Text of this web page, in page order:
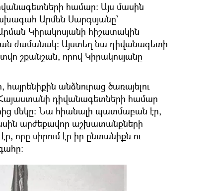
համար։ Այս մասին
Արմեն Սարգսյանը՝
Կիրակոսյանի հիշատակին
ժամանակ։ Այստեղ նա դիվանագետի
շքանշան, որով Կիրակոսյանը
հայրենիքին անձնուրաց ծառայելու
Հայաստանի դիվանագետների համար
մեկը։ Նա հիանալի պատմաբան էր,
արժեքավոր աշխատանքների
որը սիրում էր իր ընտանիքն ու